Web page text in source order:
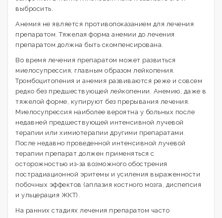
выбросить.
Анемия не является противопоказанием для лечения
препаратом. Тяжелая форма анемии до лечения
препаратом должна быть скомпенсирована.
Во время лечения препаратом может развиться
миелосупрессия, главным образом лейкопения.
Тромбоцитопения и анемия развиваются реже и совсем
редко без предшествующей лейкопении. Анемию, даже в
тяжелой форме, купируют без прерывания лечения.
Миелосупрессия наиболее вероятна у больных после
недавней предшествующей интенсивной лучевой
терапии или химиотерапии другими препаратами.
После недавно проведенной интенсивной лучевой
терапии препарат должен применяться с
осторожностью из-за возможного обострения
пострадиационной эритемы и усиления выраженности
побочных эффектов (аплазия костного мозга, диспепсия
и ульцерация ЖКТ).
На ранних стадиях лечения препаратом часто